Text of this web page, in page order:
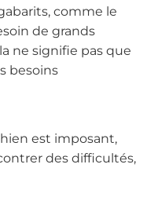
comme le
de grands
ne signifie pas que
besoins
est imposant,
des difficultés,